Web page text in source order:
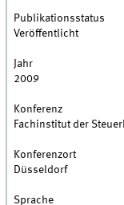
Publikationsstatus
Veröffentlicht
Jahr
2009
Konferenz
Fachinstitut der
Konferenzort
Düsseldorf
Sprache